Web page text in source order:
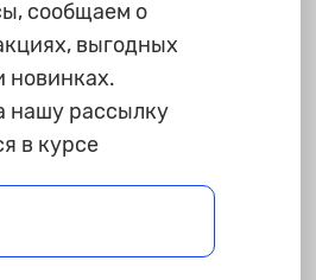
сообщаем о
выгодных
новинках.
нашу рассылку
в курсе